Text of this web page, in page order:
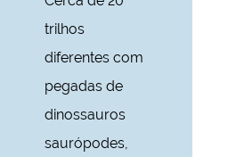
trilhos
diferentes com
pegadas de
dinossauros
saurópodes,